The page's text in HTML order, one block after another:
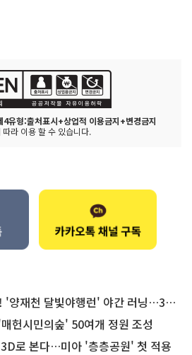
4유형:출처표시+상업적 이용금지+변경금지
따라 이용 할 수 있습니다.
천 달빛야행런' 야간 러닝…300명 모집
헌시민의숲' 50여개 정원 조성
로 본다…미아 '층층공원' 첫 적용